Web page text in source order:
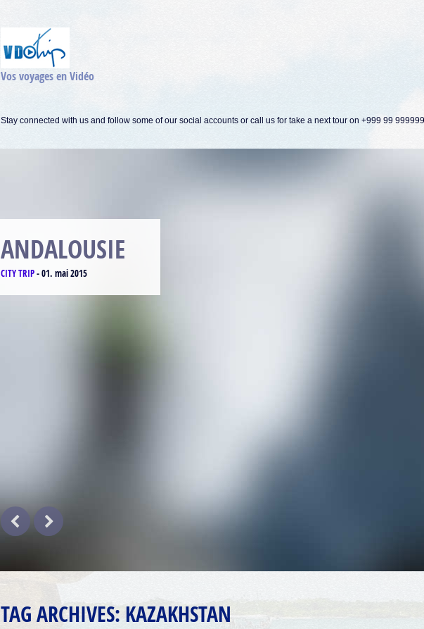
Vos voyages en Vidéo
Stay connected with us and follow some of our social accounts or call us for take a next tour on +999 99 999999
MATTERHORN
CLIMBING -17. avril 2015
TAG ARCHIVES:KAZAKHSTAN